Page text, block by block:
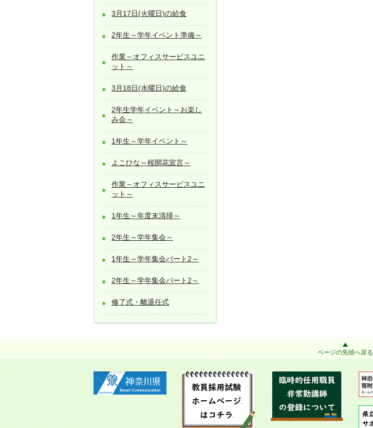
3月17日(火曜日)の給食
2年生～学年イベント準備～
作業～オフィスサービスユニ
ット～
3月18日(水曜日)の給食
2年生学年イベント～お楽し
み会～
1年生～学年イベント～
よこひな～桜開花宣言～
作業～オフィスサービスユニ
ット～
1年生～年度末清掃～
2年生～学年集会～
1年生～学年集会パート2～
2年生～学年集会パート2～
修了式・離退任式
ページの先頭へ戻る